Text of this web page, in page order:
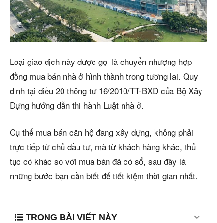
Cho thuê
Thị trường
Liên hệ
Loại giao dịch này được gọi là chuyển nhượng hợp
đồng mua bán nhà ở hình thành trong tương lai. Quy
định tại điều 20 thông tư 16/2010/TT-BXD của Bộ Xây
Dựng hướng dẫn thi hành Luật nhà ở.
Cụ thể mua bán căn hộ đang xây dựng, không phải
trực tiếp từ chủ đầu tư, mà từ khách hàng khác, thủ
tục có khác so với mua bán đã có sổ, sau đây là
những bước bạn cần biết để tiết kiệm thời gian nhất.
TRONG BÀI VIẾT NÀY